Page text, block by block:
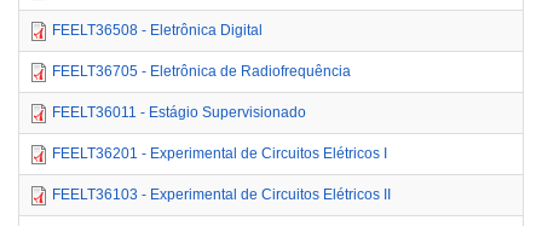
FEELT36508 - Eletrônica Digital
FEELT36705 - Eletrônica de Radiofrequência
FEELT36011 - Estágio Supervisionado
FEELT36201 - Experimental de Circuitos Elétricos I
FEELT36103 - Experimental de Circuitos Elétricos II